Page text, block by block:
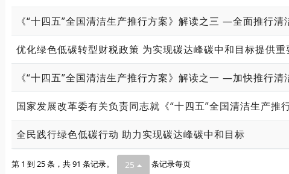
《“十四五”全国清洁生产推行方案》解读之三 —全面推行
优化绿色低碳转型财税政策 为实现碳达峰碳中和目标提供重
《“十四五”全国清洁生产推行方案》解读之一 —加快推行
国家发展改革委有关负责同志就《“十四五”全国清洁生产推
全民践行绿色低碳行动 助力实现碳达峰碳中和目标
第 1 到 25 条，共 91 条记录。 25 条记录每页